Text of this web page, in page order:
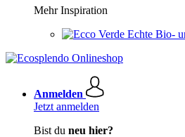
Mehr Inspiration
Echte Bio-
Anmelden
Jetzt anmelden
Bist du neu hier?